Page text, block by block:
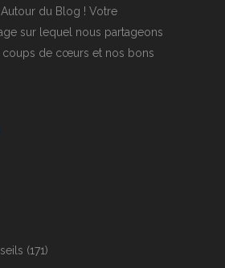
du Blog ! Votre
sur lequel nous partageons
coups de cœurs et nos bons
(171)